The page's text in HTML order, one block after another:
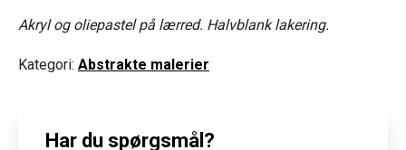
Akryl og oliepastel på lærred. Halvblank lakering.
Kategori: Abstrakte malerier
Har du spørgsmål?